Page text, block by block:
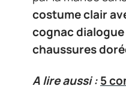
costume clair
cognac
chaussures
A lire aussi :5